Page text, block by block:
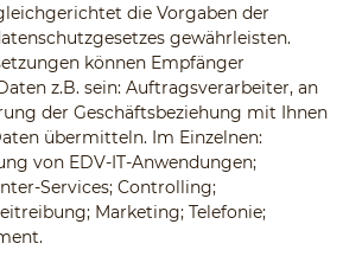
die Vorgaben der
gewährleisten.
können Empfänger
z.B. sein: Auftragsverarbeiter, an
der Geschäftsbeziehung mit Ihnen
übermitteln. Im Einzelnen:
von EDV-IT-Anwendungen;
Services; Controlling;
Marketing; Telefonie;